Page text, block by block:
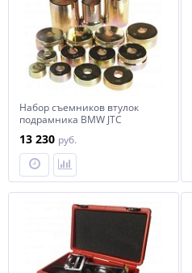
Набор съемников втулок
подрамника BMW JTC
13 230 руб.